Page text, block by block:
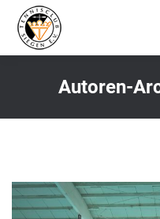
Autoren-